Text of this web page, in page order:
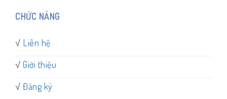
CHỨC NĂNG
√ Liên hệ
√ Giới thiệu
√ Đăng ký